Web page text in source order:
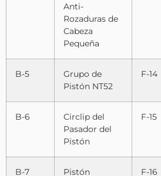
Anti-
Rozaduras de
Cabeza
Pequeña
B-5
Grupo de
Pistón NT52
F-14
B-6
Circlip del
Pasador del
Pistón
F-15
B-7 Pistón F-16